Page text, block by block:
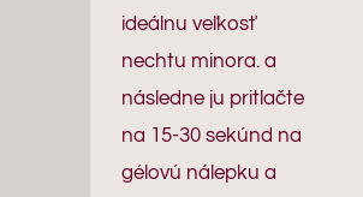
ideálnu veľkosť
nechtu minora. a
následne ju pritlačte
na 15-30 sekúnd na
gélovú nálepku a